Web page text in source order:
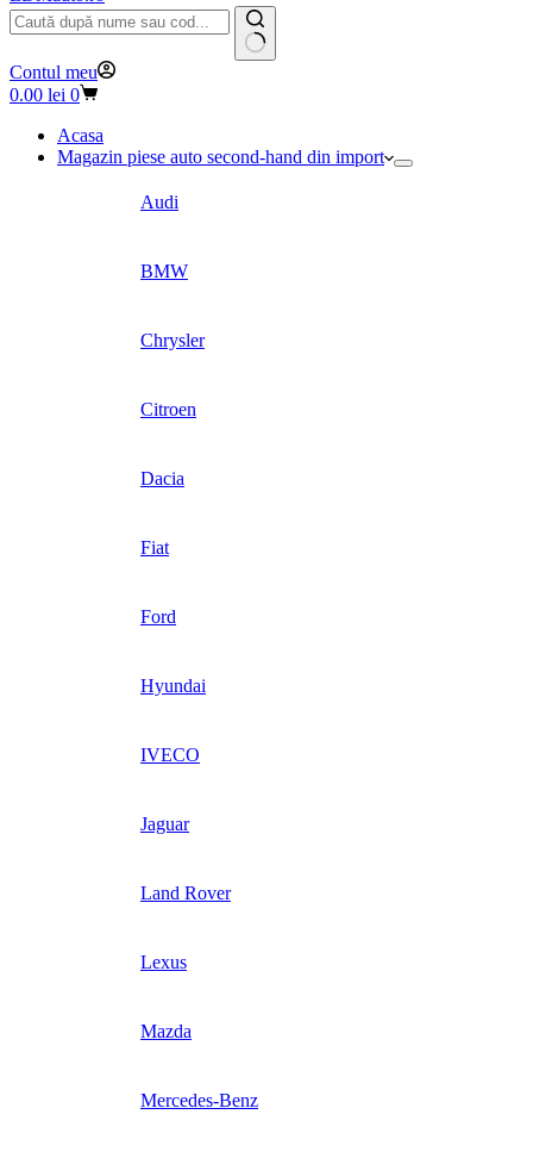
Niciun
rezultat
Contul meu
Coș
cumpărături
0.00 lei 0
Acasa
Magazin piese auto second-hand din import
Audi
BMW
Chrysler
Citroen
Dacia
Fiat
Ford
Hyundai
IVECO
Jaguar
Land Rover
Lexus
Mazda
Mercedes-Benz